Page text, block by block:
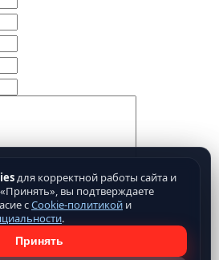
для корректной работы сайта и
вы подтверждаете
сCookie-политикой и
.
Принять